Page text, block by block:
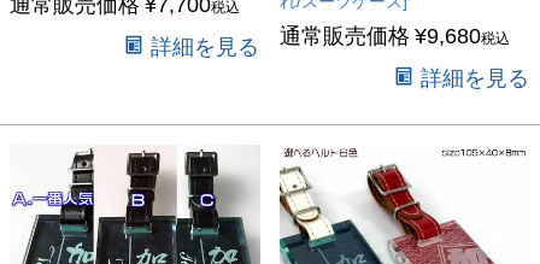
税込
詳細を見る 通常販売価格 ¥9,680税込
詳細を見る